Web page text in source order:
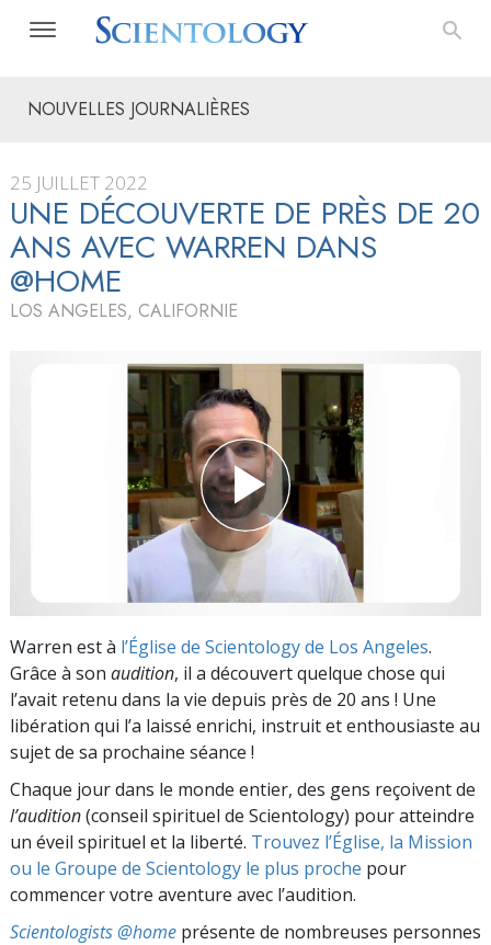
NOUVELLES JOURNALIÈRES
25 JUILLET 2022
UNE DÉCOUVERTE DE PRÈS DE 20
ANS AVEC WARREN DANS
@HOME
LOS ANGELES, CALIFORNIE
Warren est à l’Église de Scientology de Los Angeles.
Grâce à son audition, il a découvert quelque chose qui
l’avait retenu dans la vie depuis près de 20 ans ! Une
libération qui l’a laissé enrichi, instruit et enthousiaste au
sujet de sa prochaine séance !
Chaque jour dans le monde entier, des gens reçoivent de
l’audition(conseil spirituel de Scientology) pour atteindre
un éveil spirituel et la liberté. Trouvez l’Église, la Mission
ou le Groupe de Scientology le plus proche pour
commencer votre aventure avec l’audition.
Scientologists @home présente de nombreuses personnes